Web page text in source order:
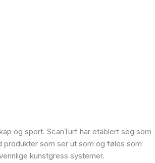
og sport. ScanTurf har etablert seg som
som ser ut som og føles som
kunstgress systemer.